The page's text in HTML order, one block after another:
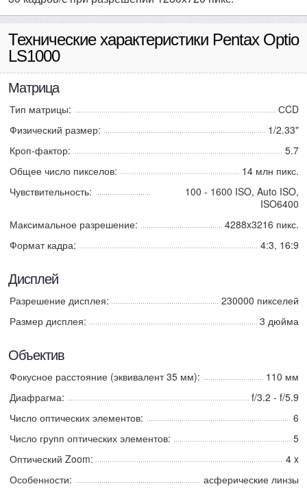
Технические характеристики Pentax Optio
LS1000
Матрица
Тип матрицы:
СCD
Физический размер:
1/2.33"
Кроп-фактор:
5.7
Общее число пикселов:
14 млн пикс.
Чувствительность:
100 - 1600 ISO, Auto ISO,
ISO6400
Максимальное разрешение:
4288x3216 пикс.
Формат кадра:
4:3, 16:9
Дисплей
Разрешение дисплея:
230000 пикселей
Размер дисплея:
3 дюйма
Объектив
Фокусное расстояние (эквивалент 35 мм):
110 мм
Диафрагма:
f/3.2 - f/5.9
Число оптических элементов:
6
Число групп оптических элементов:
5
Оптический Zoom:
4 x
Особенности:
асферические линзы